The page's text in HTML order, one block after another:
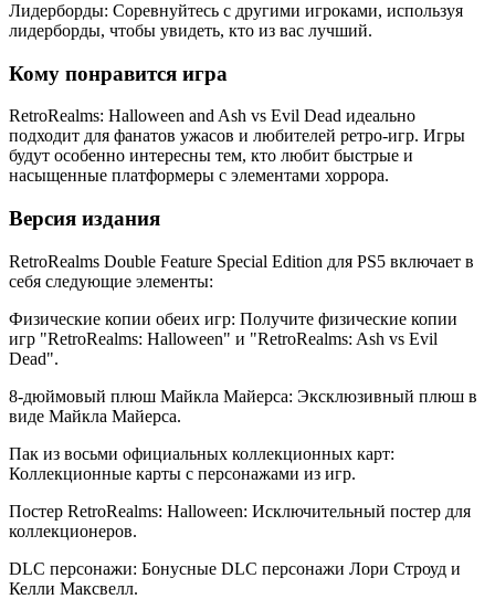
Лидерборды: Соревнуйтесь с другими игроками, используя
лидерборды, чтобы увидеть, кто из вас лучший.
Кому понравится игра
RetroRealms: Halloween and Ash vs Evil Dead идеально
подходит для фанатов ужасов и любителей ретро-игр. Игры
будут особенно интересны тем, кто любит быстрые и
насыщенные платформеры с элементами хоррора.
Версия издания
RetroRealms Double Feature Special Edition для PS5 включает в
себя следующие элементы:
Физические копии обеих игр: Получите физические копии
игр "RetroRealms: Halloween" и "RetroRealms: Ash vs Evil
Dead".
8-дюймовый плюш Майкла Майерса: Эксклюзивный плюш в
виде Майкла Майерса.
Пак из восьми официальных коллекционных карт:
Коллекционные карты с персонажами из игр.
Постер RetroRealms: Halloween: Исключительный постер для
коллекционеров.
DLC персонажи: Бонусные DLC персонажи Лори Строуд и
Келли Максвелл.